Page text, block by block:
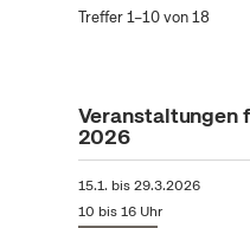
Treffer 1–10 von 18
Veranstaltungen
2026
15.1. bis29.3.2026
10 bis 16 Uhr